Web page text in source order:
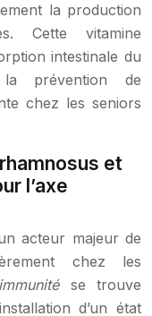
la production
Cette vitamine
intestinale du
prévention de
chez les seniors
et
l’axe
acteur majeur de
chez les
se trouve
d’un état